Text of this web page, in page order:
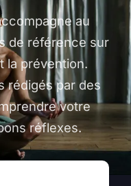
au
de référence sur
la prévention.
rédigés par des
votre
réflexes.